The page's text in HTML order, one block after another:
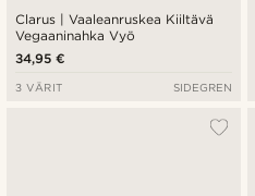
Clarus | Vaaleanruskea Kiiltävä
Vegaaninahka Vyö
34,95 €
3 VÄRIT SIDEGREN